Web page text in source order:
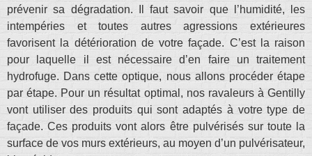
prévenir sa dégradation. Il faut savoir que l’humidité, les
intempéries et toutes autres agressions extérieures
favorisent la détérioration de votre façade. C’est la raison
pour laquelle il est nécessaire d’en faire un traitement
hydrofuge. Dans cette optique, nous allons procéder étape
par étape. Pour un résultat optimal, nos ravaleurs à Gentilly
vont utiliser des produits qui sont adaptés à votre type de
façade. Ces produits vont alors être pulvérisés sur toute la
surface de vos murs extérieurs, au moyen d’un pulvérisateur,